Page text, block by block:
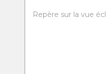
Repère sur la vue